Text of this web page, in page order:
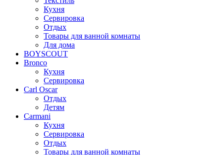
Кухня
Сервировка
Отдых
Товары для ванной комнаты
Для дома
BOYSCOUT
Bronco
Кухня
Сервировка
Carl Oscar
Отдых
Детям
Carmani
Кухня
Сервировка
Отдых
Товары для ванной комнаты